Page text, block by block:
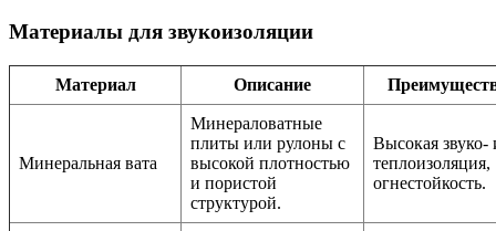
Материалы для звукоизоляции
Материал Описание
Минеральная вата
Минераловатные
плиты или рулоны с
высокой плотностью
и пористой
структурой.
Высокая звуко-
теплоизоляция,
огнестойкость.